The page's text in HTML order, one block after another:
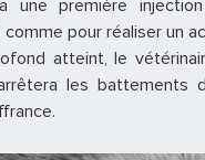
une première
comme pour réaliser un
atteint, le
les